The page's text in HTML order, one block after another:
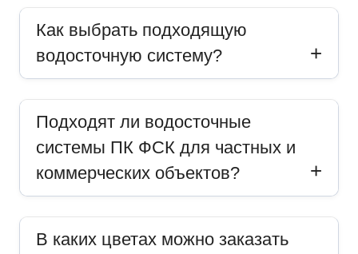
Как выбрать подходящую
водосточную систему?
Подходят ли водосточные
системы ПК ФСК для частных и
коммерческих объектов?
В каких цветах можно заказать